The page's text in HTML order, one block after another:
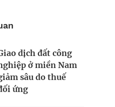
dịch đất công
ở miền Nam
sâu do thuế
ứng
Thaco
lĩnh thị
ô tô nội địa
2 tháng đầu
xe bán ra của
xe số 1 Việt
là hybrid